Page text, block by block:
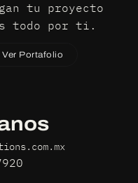
tu proyecto
todo por ti.
Ver Portafolio